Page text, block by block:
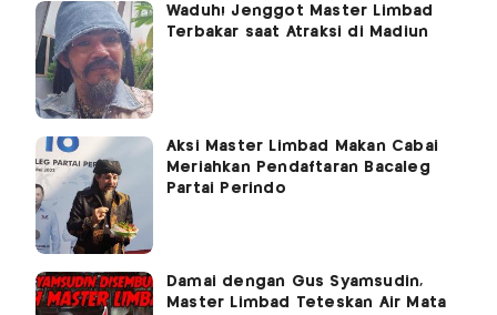
Waduh! Jenggot Master Limbad
Terbakar saat Atraksi di Madiun
Aksi Master Limbad Makan Cabai
Meriahkan Pendaftaran Bacaleg
Partai Perindo
Damai dengan Gus Syamsudin,
Master Limbad Teteskan Air Mata